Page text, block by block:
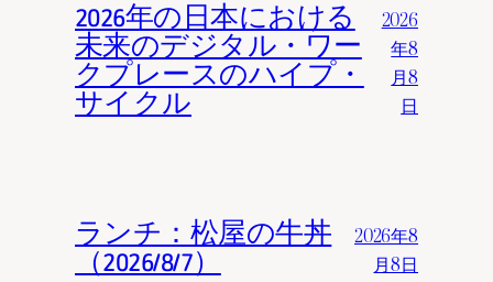
2026年の日本における
未来のデジタル・ワー
クプレースのハイプ・
サイクル
2026
年8
月8
日
ランチ：松屋の牛丼
（2026/8/7）
2026年8
月8日